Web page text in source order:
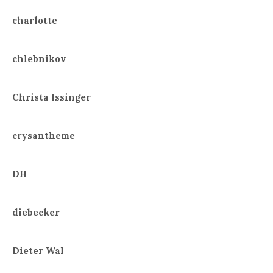
charlotte
chlebnikov
Christa Issinger
crysantheme
DH
diebecker
Dieter Wal